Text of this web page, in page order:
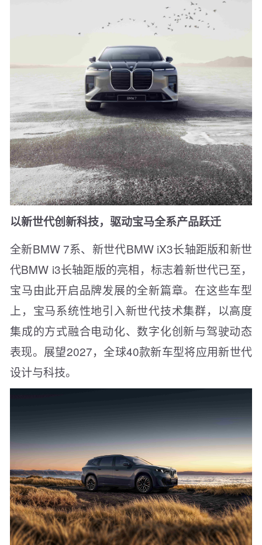
以新世代创新科技，驱动宝马全系产品跃迁
全新BMW 7系、新世代BMW iX3长轴距版和新世
代BMW i3长轴距版的亮相，标志着新世代已至，
宝马由此开启品牌发展的全新篇章。在这些车型
上，宝马系统性地引入新世代技术集群，以高度
集成的方式融合电动化、数字化创新与驾驶动态
表现。展望2027，全球40款新车型将应用新世代
设计与科技。